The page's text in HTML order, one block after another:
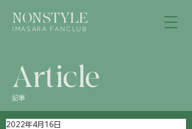
NONSTYLE
IMASARA FANCLUB
Article
記事
2022年4月16日